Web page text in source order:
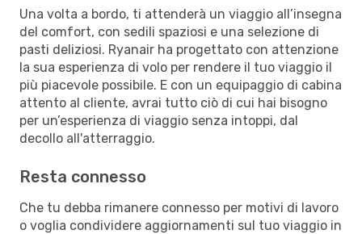
Una volta a bordo, ti attenderà un viaggio all’insegna
del comfort, con sedili spaziosi e una selezione di
pasti deliziosi. Ryanair ha progettato con attenzione
la sua esperienza di volo per rendere il tuo viaggio il
più piacevole possibile. E con un equipaggio di cabina
attento al cliente, avrai tutto ciò di cui hai bisogno
per un’esperienza di viaggio senza intoppi, dal
decollo all'atterraggio.
Resta connesso
Che tu debba rimanere connesso per motivi di lavoro
o voglia condividere aggiornamenti sul tuo viaggio in